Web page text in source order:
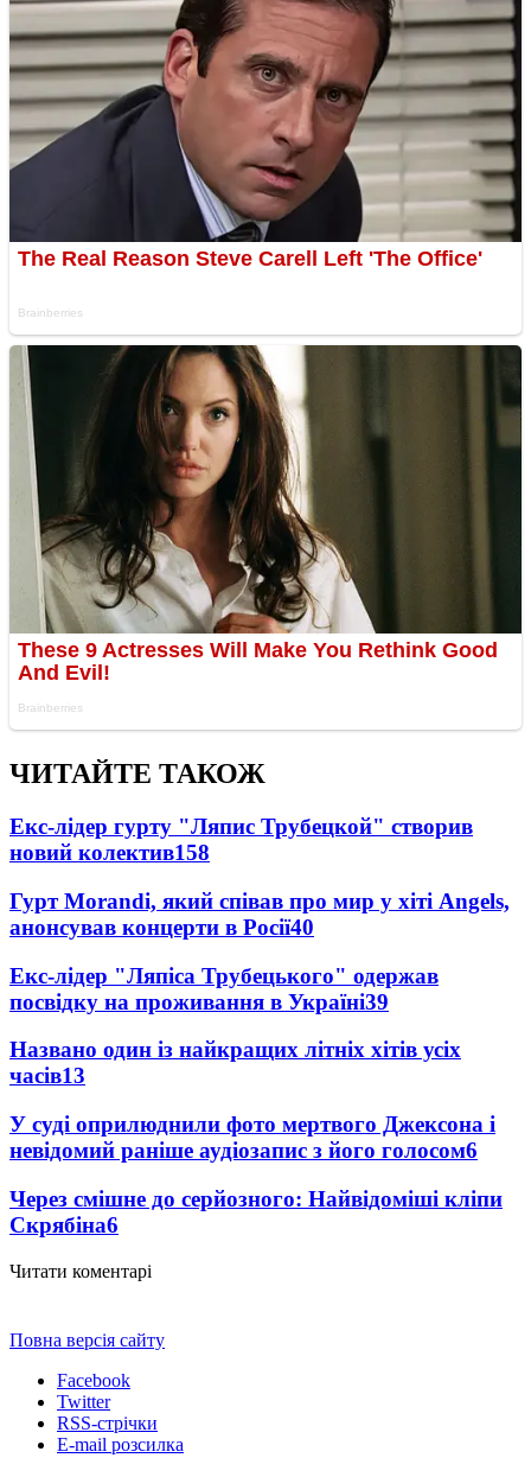
ЧИТАЙТЕ ТАКОЖ
Екс-лідер гурту "Ляпис Трубецкой" створив
новий колектив158
Гурт Morandi, який співав про мир у хіті Angels,
анонсував концерти в Росії40
Екс-лідер "Ляпіса Трубецького" одержав
посвідку на проживання в Україні39
Названо один із найкращих літніх хітів усіх
часів13
У суді оприлюднили фото мертвого Джексона і
невідомий раніше аудіозапис з його голосом6
Через смішне до серйозного: Найвідоміші кліпи
Скрябіна6
Читати коментарі
Повна версія сайту
Facebook
Twitter
RSS-стрічки
E-mail розсилка